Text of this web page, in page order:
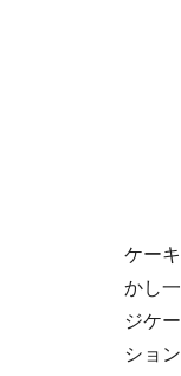
ケー
かし
ジケ
ショ